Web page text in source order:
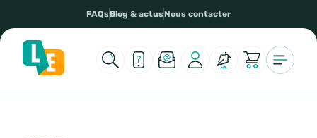
FAQsBlog & actusNous contacter